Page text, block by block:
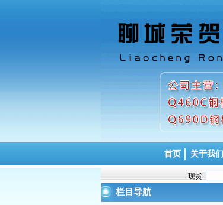
首页 关于我们
现货:
栏目导航